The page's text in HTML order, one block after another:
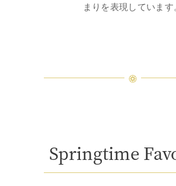
まりを表現しています
Springtime